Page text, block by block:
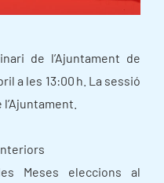
de l’Ajuntament de
a les 13:00 h. La sessió
Meses eleccions al